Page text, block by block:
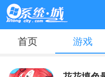
首页 游戏